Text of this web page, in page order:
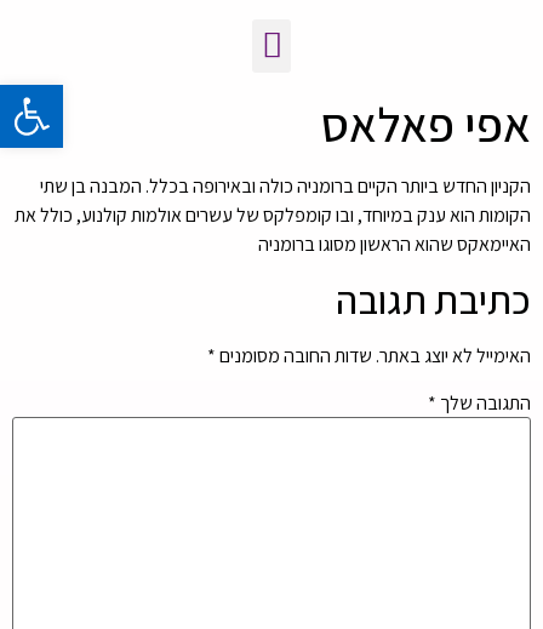
​אפי פאלאס
הקניון החדש ביותר הקיים ברומניה כולה ובאירופה בכלל. המבנה בן שתי
הקומות הוא ענק במיוחד, ובו קומפלקס של עשרים אולמות קולנוע, כולל את
האיימאקס שהוא הראשון מסוגו ברומניה
כתיבת תגובה
האימייל לא יוצג באתר. שדות החובה מסומנים*
התגובה שלך *